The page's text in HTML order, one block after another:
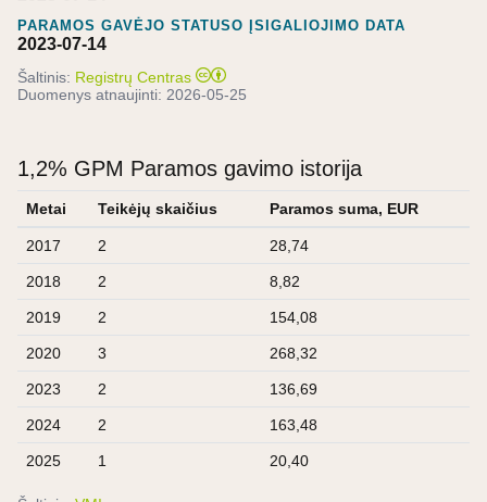
PARAMOS GAVĖJO STATUSO ĮSIGALIOJIMO DATA
2023-07-14
Šaltinis: Registrų Centras
Duomenys atnaujinti: 2026-05-25
1,2% GPM Paramos gavimo istorija
Metai Teikėjų skaičius Paramos suma, EUR
2017 2 28,74
2018 2 8,82
2019 2 154,08
2020 3 268,32
2023 2 136,69
2024 2 163,48
2025 1 20,40